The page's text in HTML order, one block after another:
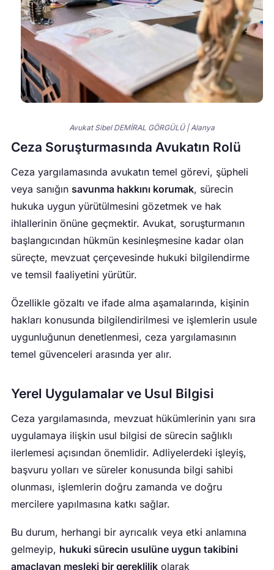
Avukat Sibel DEMİRAL GÖRGÜLÜ | Alanya
Ceza Soruşturmasında Avukatın Rolü
Ceza yargılamasında avukatın temel görevi, şüpheli
veya sanığın savunma hakkını korumak, sürecin
hukuka uygun yürütülmesini gözetmek ve hak
ihlallerinin önüne geçmektir. Avukat, soruşturmanın
başlangıcından hükmün kesinleşmesine kadar olan
süreçte, mevzuat çerçevesinde hukuki bilgilendirme
ve temsil faaliyetini yürütür.
Özellikle gözaltı ve ifade alma aşamalarında, kişinin
hakları konusunda bilgilendirilmesi ve işlemlerin usule
uygunluğunun denetlenmesi, ceza yargılamasının
temel güvenceleri arasında yer alır.
Yerel Uygulamalar ve Usul Bilgisi
Ceza yargılamasında, mevzuat hükümlerinin yanı sıra
uygulamaya ilişkin usul bilgisi de sürecin sağlıklı
ilerlemesi açısından önemlidir. Adliyelerdeki işleyiş,
başvuru yolları ve süreler konusunda bilgi sahibi
olunması, işlemlerin doğru zamanda ve doğru
mercilere yapılmasına katkı sağlar.
Bu durum, herhangi bir ayrıcalık veya etki anlamına
gelmeyip, hukuki sürecin usulüne uygun takibini
amaçlayan mesleki bir gereklilik olarak